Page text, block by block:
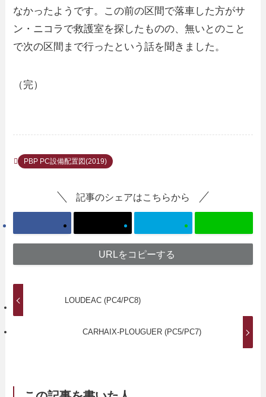
なかったようです。この前の区間で落車した方がサ
ン・ニコラで救護室を探したものの、無いとのこと
で次の区間まで行ったという話を聞きました。
（完）
PBP PC設備配置図(2019)
記事のシェアはこちらから
URLをコピーする
LOUDEAC (PC4/PC8)
CARHAIX-PLOUGUER (PC5/PC7)